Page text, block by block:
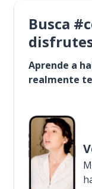
Busca
Aprende a
realmente